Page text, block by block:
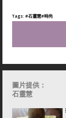
Tags: #石靈慧#時尚
圖片提供：
石靈慧